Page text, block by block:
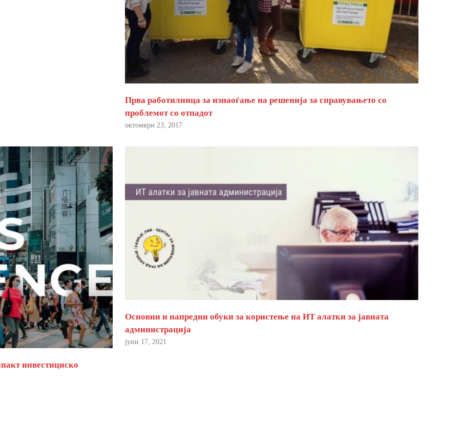
Прва работилница за изнаоѓање на решенија за справувањето со
проблемот со отпадот
октомври 23, 2017
инвестициско
Основни и напредни обуки за користење на ИТ алатки за јавната
администрација
јуни 17, 2021